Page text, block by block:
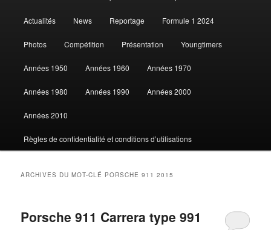
contenu
contenu
Actualités News Reportage Formule 1 2024
Photos Compétition Présentation Youngtimers
Années 1950 Années 1960 Années 1970
Années 1980 Années 1990 Années 2000
Années 2010
Règles de confidentialité et conditions d’utilisations
ARCHIVES DU MOT-CLÉ PORSCHE 911 2015
Porsche 911 Carrera type 991